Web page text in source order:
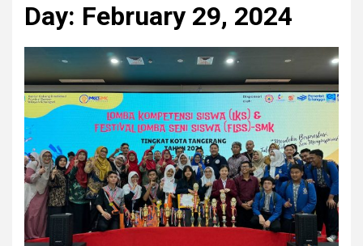
Day: February 29, 2024